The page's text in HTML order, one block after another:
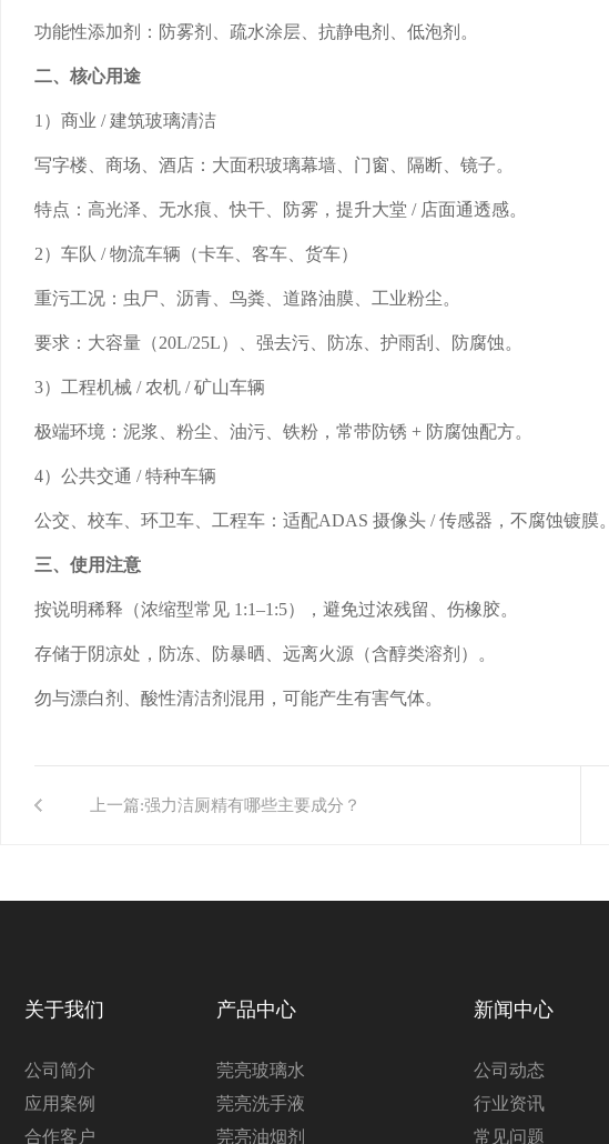
功能性添加剂：防雾剂、疏水涂层、抗静电剂、低泡剂。
二、核心用途
1）商业 / 建筑玻璃清洁
写字楼、商场、酒店：大面积玻璃幕墙、门窗、隔断、镜子。
特点：高光泽、无水痕、快干、防雾，提升大堂 / 店面通透感。
2）车队 / 物流车辆（卡车、客车、货车）
重污工况：虫尸、沥青、鸟粪、道路油膜、工业粉尘。
要求：大容量（20L/25L）、强去污、防冻、护雨刮、防腐蚀。
3）工程机械 / 农机 / 矿山车辆
极端环境：泥浆、粉尘、油污、铁粉，常带防锈 + 防腐蚀配方。
4）公共交通 / 特种车辆
公交、校车、环卫车、工程车：适配ADAS 摄像头 / 传感器，不腐蚀镀膜。
三、使用注意
按说明稀释（浓缩型常见 1:1–1:5），避免过浓残留、伤橡胶。
存储于阴凉处，防冻、防暴晒、远离火源（含醇类溶剂）。
勿与漂白剂、酸性清洁剂混用，可能产生有害气体。
上一篇:强力洁厕精有哪些主要成分？
关于我们
公司简介
应用案例
合作客户
产品中心
莞亮玻璃水
莞亮洗手液
莞亮油烟剂
新闻中心
公司动态
行业资讯
常见问题